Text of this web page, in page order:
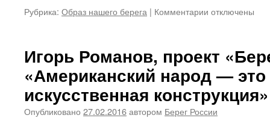
Рубрика: Образ нашего берега | Комментарии к
Владислава
Романовы.
Сакральные
символы
Владивостока
отключены
Игорь Романов, проект
«Американский народ —
искусственная конструкция»
Опубликовано 27.02.2016автором Берег России